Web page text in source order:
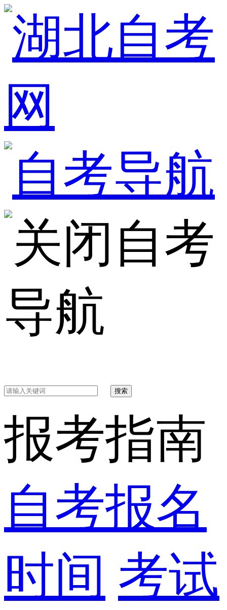
自考
导航
搜索
报考指南
自考报名
时间 考试